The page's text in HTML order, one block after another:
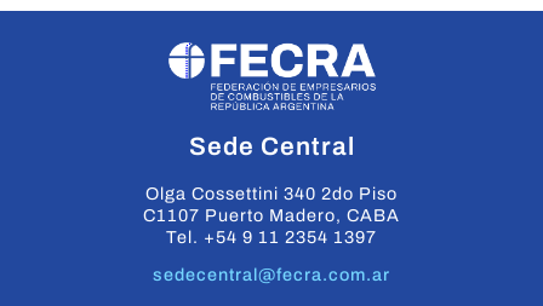
Sede Central
Olga Cossettini 340 2do Piso
C1107 Puerto Madero, CABA
Tel. +54 9 11 2354 1397
sedecentral@fecra.com.ar